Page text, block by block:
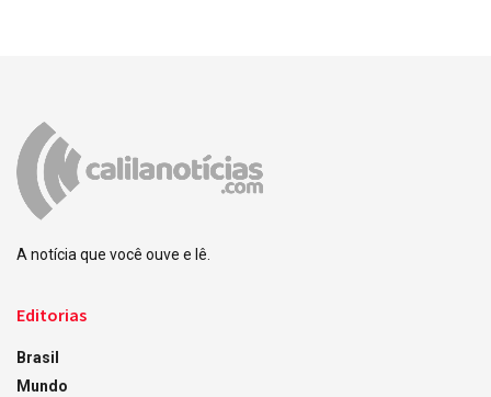
A notícia que você ouve e lê.
Editorias
Brasil
Mundo